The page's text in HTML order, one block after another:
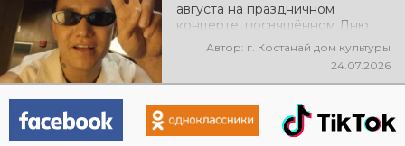
августа на праздничном
концерте, посвящённом Дню
города, выступит ALEM!
@xcialem
Автор: г. Костанай дом культуры
24.07.2026